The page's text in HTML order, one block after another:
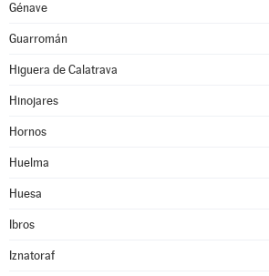
Génave
Guarromán
Higuera de Calatrava
Hinojares
Hornos
Huelma
Huesa
Ibros
Iznatoraf